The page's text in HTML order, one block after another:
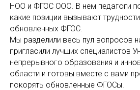
НОО и ФГОС ООО. В нем педагоги
какие позиции вызывают
обновленных ФГОС.
Мы разделили весь пул вопросов
пригласили лучших специалистов
непрерывного образования и
области и готовы вместе с вами
покорять обновленные ФГОСы.